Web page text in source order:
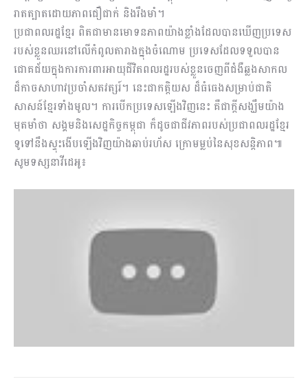
រាតត្បាតដោយភាពជឿជាក់ និងរឹងមាំ។
ប្រជាពលរដ្ឋខ្មែរ ពិតជាមានមោទនភាពយ៉ាងខ្លាំងដែលបានឃើញប្រទេស
របស់ខ្លួនឈរនៅលើកំពូលតារាងក្នុងចំណោម ប្រទេសដែលទទួលបាន
ជោគជ័យក្នុងការការពារអាយុជីវិតពលរដ្ឋរបស់ខ្លួនចេញពីជំងឺឆ្លងសាកល
ដ៏កាចសាហាវប្រចាំសតវត្សរ៍។ នេះជាកត្តិយស ដ៏ធំធេងសម្រាប់ជាតិ
សាសន៍ខ្មែរទាំងមូល។ ការបើកប្រទេសឡើងវិញនេះ គឺជាក្តីសង្ឃឹមយ៉ាង
មុតមាំថា សង្គមនិងសេដ្ឋកិច្ចកម្ពុជា ក៏ដូចជាជីវភាពរបស់ប្រជាពលរដ្ឋខ្មែរ
ទូទៅនឹងស្ទុះងើបឡើងវិញយ៉ាងឆាប់រហ័ស ក្រោមម្លប់នៃសុខសន្តិភាព៕
សូមទស្សនាវីដេអូ៖